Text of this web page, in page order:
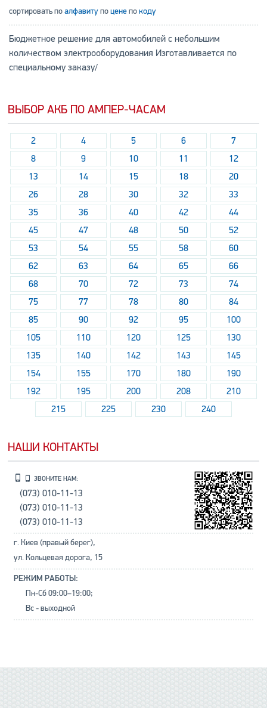
сортировать поалфавитупоценепокоду
Бюджетное решение для автомобилей с небольшим
количеством электрооборудования Изготавливается по
специальному заказу/
ВЫБОР АКБ ПО АМПЕР-ЧАСАМ
2 4 5 6
7
8
9 10 11
12
13
14 15 18
20
26
28 30 32
33
35
36 40 42
44
45
47 48 50
52
53
54 55 58
60
62
63 64 65
66
68
70 72 73
74
75
77 78 80
84
85
90 92 95
100
105
110 120 125
130
135
140 142 143
145
154
155 170 180
190
192
195 200 208
210
215
225 230 240
НАШИ КОНТАКТЫ
ЗВОНИТЕ НАМ:
(073) 010-11-13
(073) 010-11-13
(073) 010-11-13
г. Киев (правый берег),
ул. Кольцевая дорога, 15
РЕЖИМ РАБОТЫ:
Пн-Сб 09:00–19:00;
Вс - выходной